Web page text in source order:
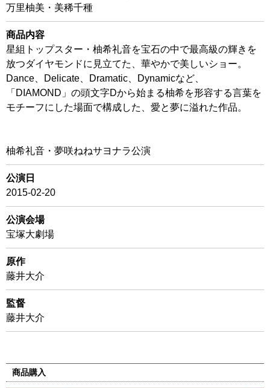
万里柚美・美稀千種
商品内容
星組トップスター・柚希礼音を宝石の中で最高級の輝きを
放つダイヤモンドに見立てた、華やかで美しいショー。
Dance、Delicate、Dramatic、Dynamicなど、
「DIAMOND」の頭文字Dから始まる柚希を形容する言葉を
モチーフにした場面で構成した、愛と夢に溢れた作品。
柚希礼音・夢咲ねねサヨナラ公演
公演日
2015-02-20
公演会場
宝塚大劇場
原作
藤井大介
監督
藤井大介
商品購入